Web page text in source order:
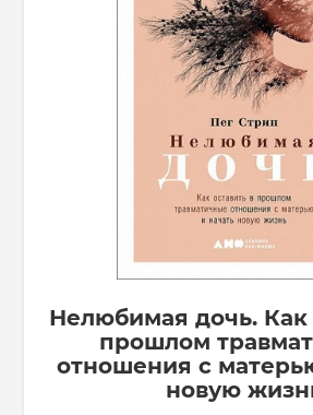
Нелюбимая дочь. Как
прошлом
отношения с
новую